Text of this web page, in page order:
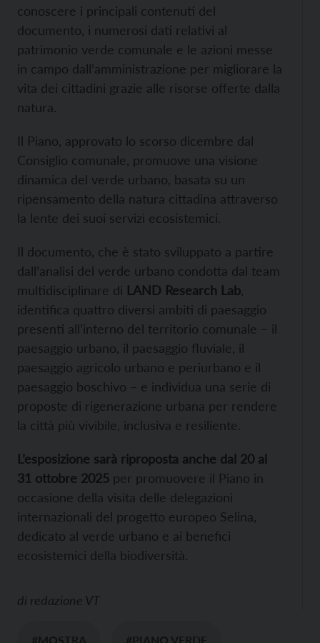
conoscere i principali contenuti del
documento, i numerosi dati relativi al
patrimonio verde comunale e le azioni messe
in campo dall’amministrazione per migliorare la
vita dei cittadini grazie alle risorse offerte dalla
natura.
Il Piano, approvato lo scorso dicembre dal
Consiglio comunale, promuove una visione
dinamica del verde urbano, basata su un
ripensamento della natura cittadina attraverso
la lente dei suoi servizi ecosistemici.
Il documento, che è stato sviluppato a partire
dall’analisi del verde urbano condotta dal team
multidisciplinare di LAND Research Lab
identifica quattro diversi ambiti di paesaggio
presenti all’interno del territorio comunale – il
paesaggio urbano, il paesaggio fluviale, il
paesaggio agricolo urbano e periurbano e il
paesaggio boschivo – e individua una serie di
proposte di rigenerazione urbana per rendere
la città più vivibile, inclusiva e resiliente.
L’esposizione sarà riproposta anche dal 20 al
31 ottobre 2025 per promuovere il Piano in
occasione della visita delle delegazioni
internazionali del progetto europeo Selina,
dedicato al verde urbano e ai benefici
ecosistemici della biodiversità.
di redazione VT
#MOSTRA #PIANO VERDE